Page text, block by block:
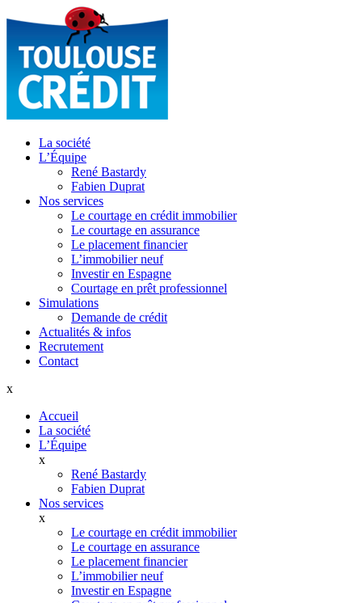
La société
L’Équipe
René Bastardy
Fabien Duprat
Nos services
Le courtage en crédit immobilier
Le courtage en assurance
Le placement financier
L’immobilier neuf
Investir en Espagne
Courtage en prêt professionnel
Simulations
Demande de crédit
Actualités & infos
Recrutement
Contact
x
Accueil
La société
L’Équipe
x
René Bastardy
Fabien Duprat
Nos services
x
Le courtage en crédit immobilier
Le courtage en assurance
Le placement financier
L’immobilier neuf
Investir en Espagne